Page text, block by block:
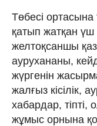
Төбесі ортасына
қатып жатқан
желтоқсаншы
аурухананы,
жүргенін
жалғыз кісілік,
хабардар,
жұмыс орнына